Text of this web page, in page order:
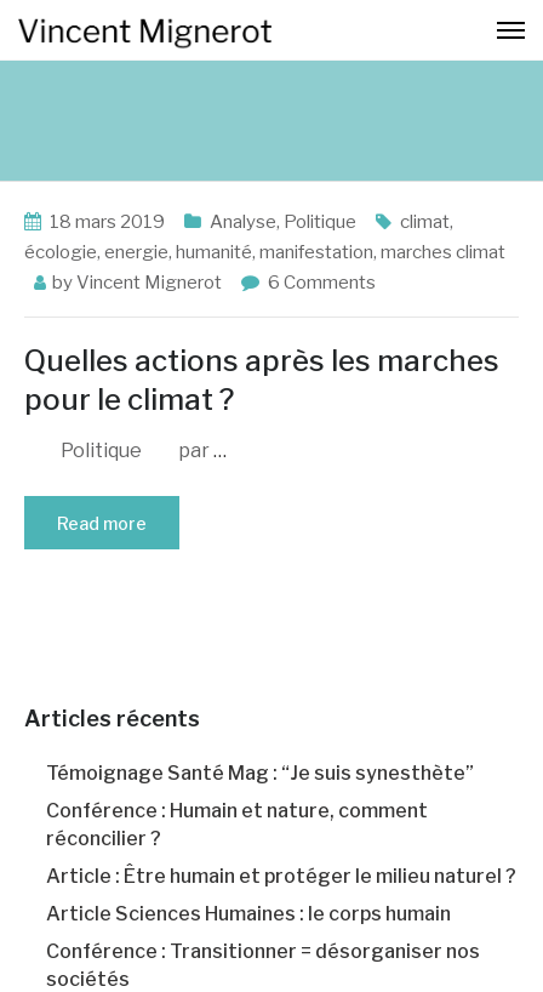
18 mars 2019 Analyse, Politique climat,
écologie, energie, humanité, manifestation, marches climat
byVincent Mignerot 6 Comments
Quelles actions après les marches
pour le climat ?
Politique par…
Read more
Articles récents
Témoignage Santé Mag : “Je suis synesthète”
Conférence : Humain et nature, comment
réconcilier ?
Article : Être humain et protéger le milieu naturel ?
Article Sciences Humaines : le corps humain
Conférence : Transitionner = désorganiser nos
sociétés